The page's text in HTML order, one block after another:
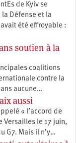
de Kyiv se
Défense et la
été effroyable :
soutien à la
coalitions
contre la
aucune…
aussi
« l’accord de
Versailles le 17 juin,
G7. Mais il n’y…